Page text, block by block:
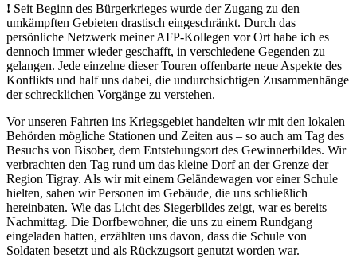
! Seit Beginn des Bürgerkrieges wurde der Zugang zu den
umkämpften Gebieten drastisch eingeschränkt. Durch das
persönliche Netzwerk meiner AFP-Kollegen vor Ort habe ich es
dennoch immer wieder geschafft, in verschiedene Gegenden zu
gelangen. Jede einzelne dieser Touren offenbarte neue Aspekte des
Konflikts und half uns dabei, die undurchsichtigen Zusammenhänge
der schrecklichen Vorgänge zu verstehen.
Vor unseren Fahrten ins Kriegsgebiet handelten wir mit den lokalen
Behörden mögliche Stationen und Zeiten aus – so auch am Tag des
Besuchs von Bisober, dem Entstehungsort des Gewinnerbildes. Wir
verbrachten den Tag rund um das kleine Dorf an der Grenze der
Region Tigray. Als wir mit einem Geländewagen vor einer Schule
hielten, sahen wir Personen im Gebäude, die uns schließlich
hereinbaten. Wie das Licht des Siegerbildes zeigt, war es bereits
Nachmittag. Die Dorfbewohner, die uns zu einem Rundgang
eingeladen hatten, erzählten uns davon, dass die Schule von
Soldaten besetzt und als Rückzugsort genutzt worden war.